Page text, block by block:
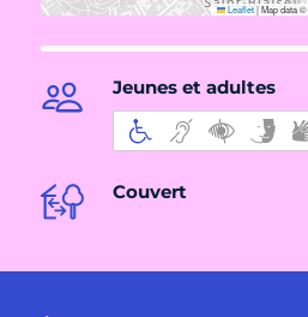
Leaflet|Map data ©
Jeunes et adultes
Couvert